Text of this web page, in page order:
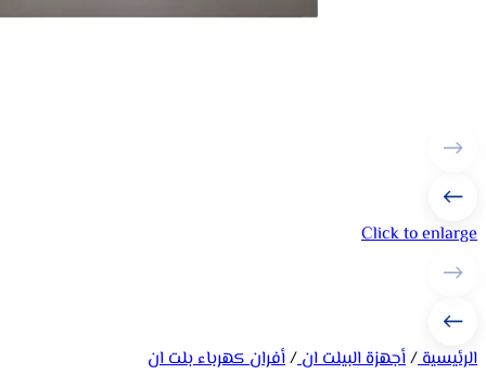
Click to enlarge
الرئيسية/أجهزة البيلت ان/أفران كهرباء بلت ان